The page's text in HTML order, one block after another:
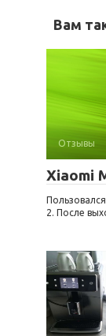
Вам
Отзывы
Xiaomi
2. После